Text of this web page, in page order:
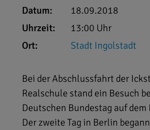
Datum:
18.09.2018
Uhrzeit:
13:00 Uhr
Ort:
Stadt Ingolstadt
Bei der Abschlussfahrt der
Realschule stand ein Besuch
Deutschen Bundestag auf dem
Der zweite Tag in Berlin